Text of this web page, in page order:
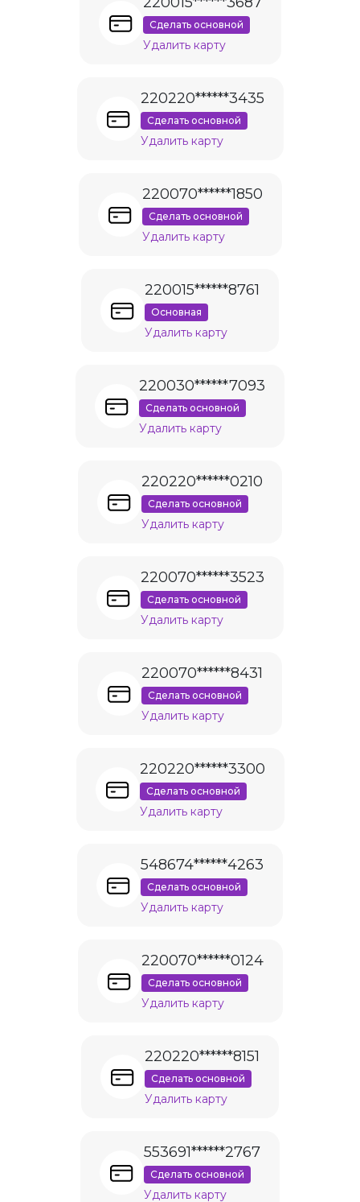
Сделать основной
Удалить карту
220220******3435
Сделать основной
Удалить карту
220070******1850
Сделать основной
Удалить карту
220015******8761
Основная
Удалить карту
220030******7093
Сделать основной
Удалить карту
220220******0210
Сделать основной
Удалить карту
220070******3523
Сделать основной
Удалить карту
220070******8431
Сделать основной
Удалить карту
220220******3300
Сделать основной
Удалить карту
548674******4263
Сделать основной
Удалить карту
220070******0124
Сделать основной
Удалить карту
220220******8151
Сделать основной
Удалить карту
553691******2767
Сделать основной
Удалить карту